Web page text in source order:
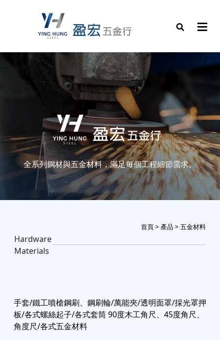
全系列鋼材與五金材料，滿足每個工程細節需求。
首頁> 產品 > 五金材料
Hardware
Materials
手套/鐵工噴槍鋼刷、鋼刷輪/萬能夾/透明面罩/採光罩押
板/各式螺絲起子/各式套筒 90度木工角尺、45度角尺、
角度尺/各式五金材料